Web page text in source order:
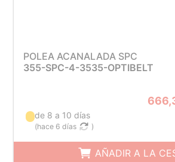
POLEA ACANALADA SPC
355-SPC-4-3535-OPTIBELT
de 8 a 10 días
(hace 6 días )
AÑADIR A LA